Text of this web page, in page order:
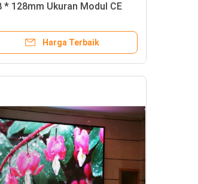
* 128mm Ukuran Modul CE
Harga Terbaik